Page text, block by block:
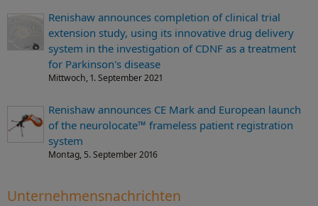
Renishaw announces completion of clinical trial
extension study, using its innovative drug delivery
system in the investigation of CDNF as a treatment
for Parkinson's disease
Mittwoch, 1. September 2021
Renishaw announces CE Mark and European launch
of the neurolocate™ frameless patient registration
system
Montag, 5. September 2016
Unternehmensnachrichten